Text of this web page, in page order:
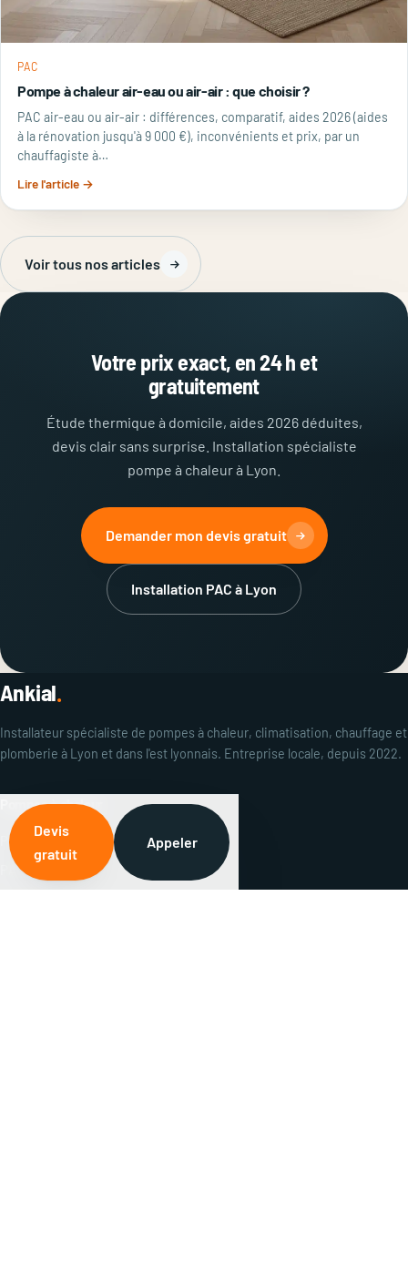
PAC
Pompe à chaleur air-eau ou air-air : que choisir ?
PAC air-eau ou air-air : différences, comparatif, aides 2026 (aides
à la rénovation jusqu'à 9 000 €), inconvénients et prix, par un
chauffagiste à…
Lire l'article →
Voir tous nos articles
Votre prix exact, en 24 h et
gratuitement
Étude thermique à domicile, aides 2026 déduites,
devis clair sans surprise. Installation spécialiste
pompe à chaleur à Lyon.
Demander mon devis gratuit
Installation PAC à Lyon
Ankial.
Installateur spécialiste de pompes à chaleur, climatisation, chauffage et
plomberie à Lyon et dans l'est lyonnais. Entreprise locale, depuis 2022.
Pompes à chaleur
PAC air/eau
PAC air/air
Devis
gratuit
Appeler